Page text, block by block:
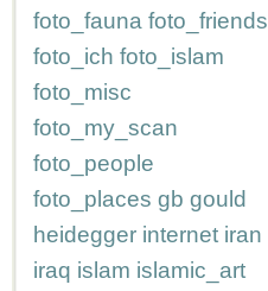
foto_fauna foto_friends
foto_ich foto_islam
foto_misc
foto_my_scan
foto_people
foto_places gb gould
heidegger internet iran
iraq islam islamic_art